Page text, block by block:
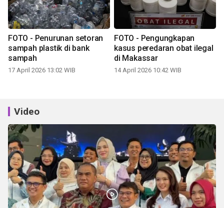
FOTO - Penurunan setoran
sampah plastik di bank
sampah
17 April 2026 13:02 WIB
FOTO - Pengungkapan
kasus peredaran obat ilegal
di Makassar
14 April 2026 10:42 WIB
Video